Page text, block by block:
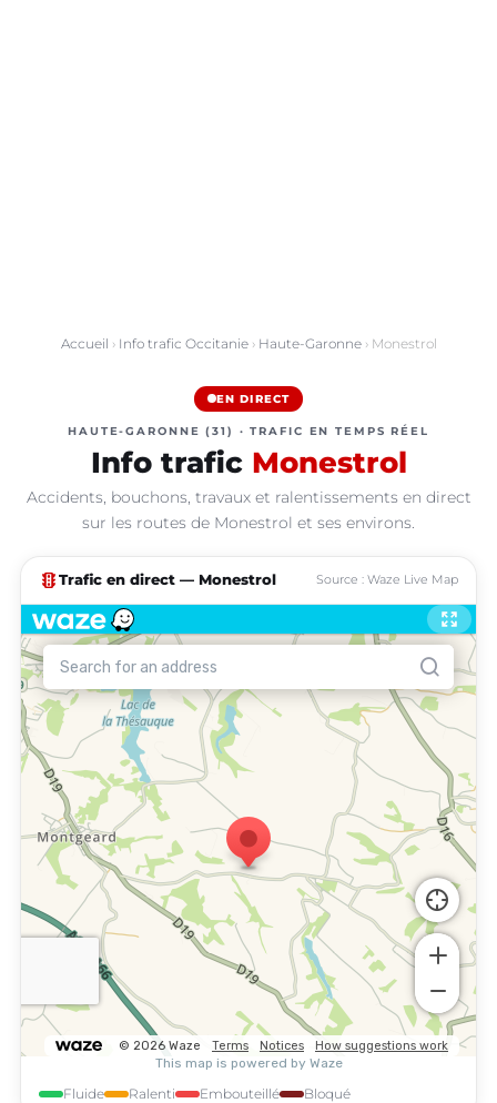
Accueil › Info trafic Occitanie› Haute-Garonne› Monestrol
EN DIRECT
HAUTE-GARONNE (31) · TRAFIC EN TEMPS RÉEL
Info trafic Monestrol
Accidents, bouchons, travaux et ralentissements en direct
sur les routes de Monestrol et ses environs.
traffic Trafic en direct — Monestrol Source : Waze Live Map
Fluide Ralenti Embouteillé Bloqué